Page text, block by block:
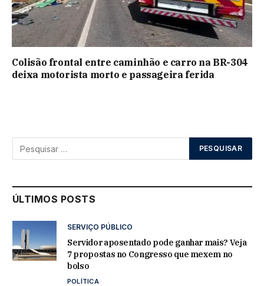
Colisão frontal entre caminhão e carro na BR-304
deixa motorista morto e passageira ferida
ÚLTIMOS POSTS
SERVIÇO PÚBLICO
Servidor aposentado pode ganhar mais? Veja
7 propostas no Congresso que mexem no
bolso
POLÍTICA